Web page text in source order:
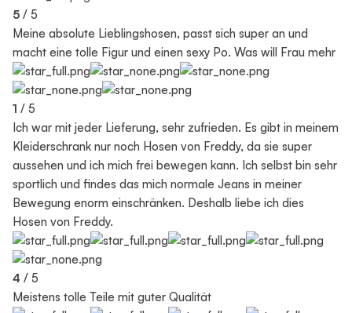
5 / 5
Meine absolute Lieblingshosen, passt sich super an und
macht eine tolle Figur und einen sexy Po. Was will Frau mehr
1 / 5
Ich war mit jeder Lieferung, sehr zufrieden. Es gibt in meinem
Kleiderschrank nur noch Hosen von Freddy, da sie super
aussehen und ich mich frei bewegen kann. Ich selbst bin sehr
sportlich und findes das mich normale Jeans in meiner
Bewegung enorm einschränken. Deshalb liebe ich dies
Hosen von Freddy.
4 / 5
Meistens tolle Teile mit guter Qualität